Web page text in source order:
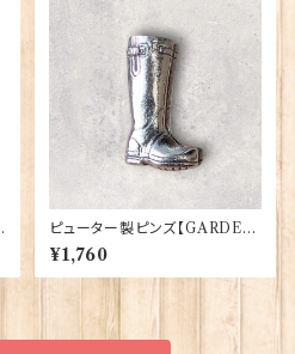
ピューター製ピンズ【GARDEN
BOOT】Cadogan 90166-X
WTP166
¥1,760